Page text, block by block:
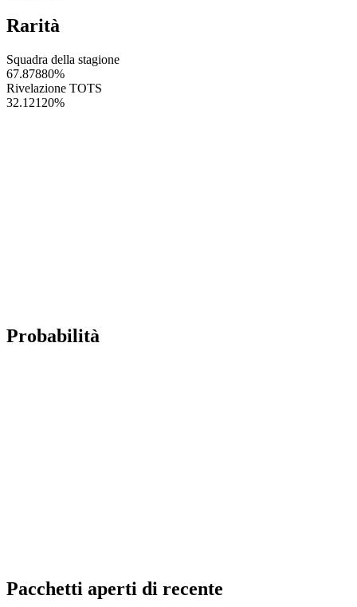
Rarità
Squadra della stagione
67.87880%
Rivelazione TOTS
32.12120%
Probabilità
Pacchetti aperti di recente